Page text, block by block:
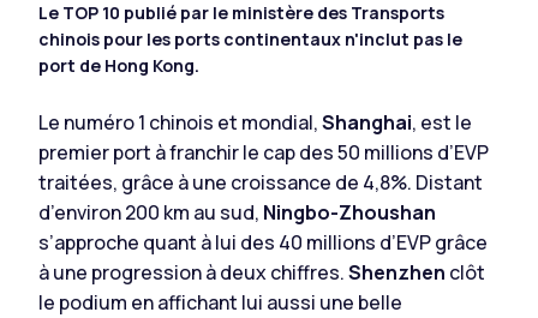
Le TOP 10 publié par le ministère des Transports
chinois pour les ports continentaux n'inclut pas le
port de Hong Kong.
Le numéro 1 chinois et mondial,Shanghai, est le
premier port à franchir le cap des 50 millions d’EVP
traitées, grâce à une croissance de 4,8%. Distant
d’environ 200 km au sud, Ningbo-Zhoushan
s’approche quant à lui des 40 millions d’EVP grâce
à une progression à deux chiffres.Shenzhen clôt
le podium en affichant lui aussi une belle